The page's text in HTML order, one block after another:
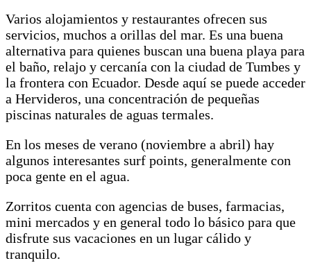
Varios alojamientos y restaurantes ofrecen sus
servicios, muchos a orillas del mar. Es una buena
alternativa para quienes buscan una buena playa para
el baño, relajo y cercanía con la ciudad de Tumbes y
la frontera con Ecuador. Desde aquí se puede acceder
a Hervideros, una concentración de pequeñas
piscinas naturales de aguas termales.
En los meses de verano (noviembre a abril) hay
algunos interesantes surf points, generalmente con
poca gente en el agua.
Zorritos cuenta con agencias de buses, farmacias,
mini mercados y en general todo lo básico para que
disfrute sus vacaciones en un lugar cálido y
tranquilo.